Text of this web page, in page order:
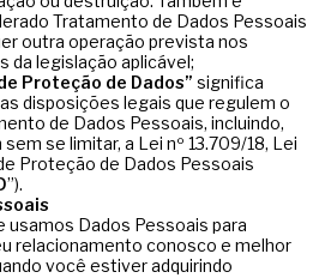
Tratamento de Dados Pessoais
outra operação prevista nos
da legislação aplicável;
Proteção de Dados” significa
disposições legais que regulem o
de Dados Pessoais, incluindo,
se limitar, a Lei nº 13.709/18, Lei
Proteção de Dados Pessoais
”).
usamos Dados Pessoais para
relacionamento conosco e melhor
você estiver adquirindo